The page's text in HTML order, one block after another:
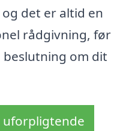
det er altid en
rådgivning, før
om dit
uforpligtende